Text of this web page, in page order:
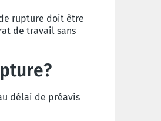
rupture doit être
de travail sans
délai de préavis